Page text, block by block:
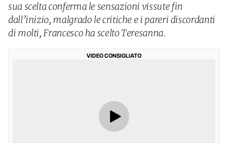
sua scelta conferma le sensazioni vissute fin
dall’inizio, malgrado le critiche e i pareri discordanti
di molti, Francesco ha scelto Teresanna.
VIDEO CONSIGLIATO